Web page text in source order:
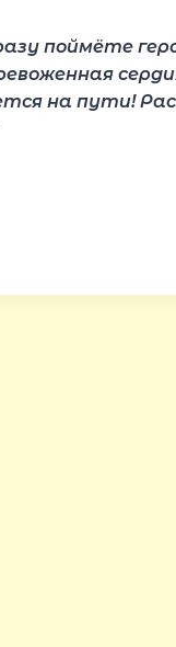
поймёте
на пути!